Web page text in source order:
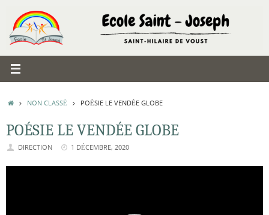
contenu
ACCUEIL
NON CLASSÉ POÉSIE LE VENDÉE GLOBE
POÉSIE LE VENDÉE GLOBE
DIRECTION 1 DÉCEMBRE, 2020